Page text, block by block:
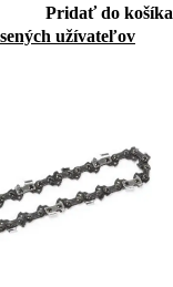
Pridať do košíka
užívateľov